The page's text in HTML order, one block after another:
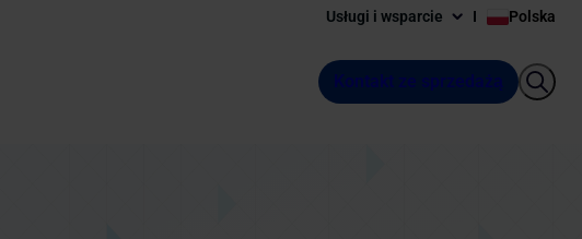
Usługi i wsparcie Polska
Kontakt ze sprzedażą